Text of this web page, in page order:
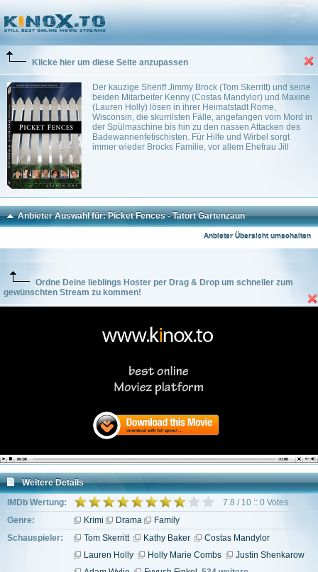
Klicke hier um diese Seite anzupassen
Der kauzige Sheriff Jimmy Brock (Tom Skerritt) und seine
beiden Mitarbeiter Kenny (Costas Mandylor) und Maxine
(Lauren Holly) lösen in ihrer Heimatstadt Rome,
Wisconsin, die skurrilsten Fälle, angefangen vom Mord in
der Spülmaschine bis hin zu den nassen Attacken des
Badewannenfetischisten. Für Hilfe und Wirbel sorgt
immer wieder Brocks Familie, vor allem Ehefrau Jill
Michael Pressman ~ 60 min.
Anbieter Auswahl für: Picket Fences - Tatort Gartenzaun
Anbieter Übersicht umschalten
Ordne Deine lieblings Hoster per Drag & Drop um schneller zum
gewünschten Stream zu kommen!
Weitere Details
IMDb Wertung:
7.8 / 10 :: 0 Votes
Genre:
Krimi Drama
Family
Schauspieler:
Tom Skerritt Kathy Baker
Costas Mandylor
Lauren Holly
Holly Marie Combs
Justin Shenkarow